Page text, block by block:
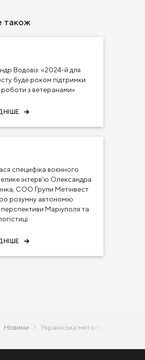
також
Водовіз: «2024-й для
буде роком підтримки
роботи з ветеранами»
специфіка воєнного
інтерв'ю Олександра
COO Групи Метінвест
розумну автономію
перспективи Маріуполя та
Новини Українська металургія